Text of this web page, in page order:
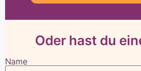
Oder hast du
Name